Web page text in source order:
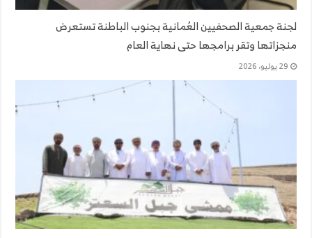
لجنة جمعية الصحفيين العُمانية بجنوب الباطنة تستعرض
منجزاتها وتقر برامجها حتى نهاية العام
29 يوليو، 2026